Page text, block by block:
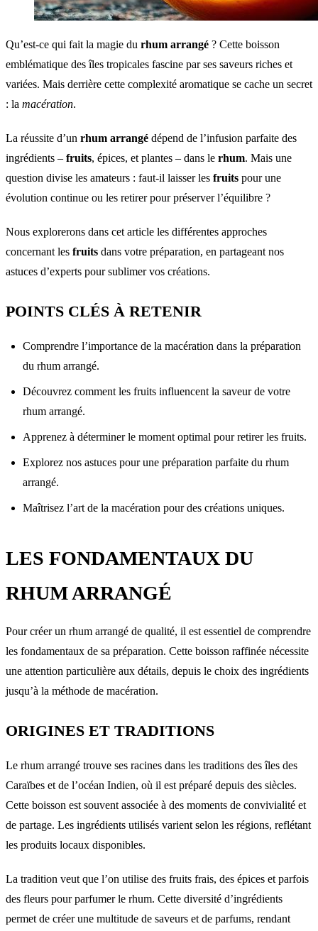
Qu’est-ce qui fait la magie du rhum arrangé ? Cette boisson
emblématique des îles tropicales fascine par ses saveurs riches et
variées. Mais derrière cette complexité aromatique se cache un secret
: la macération.
La réussite d’un rhum arrangé dépend de l’infusion parfaite des
ingrédients – fruits, épices, et plantes – dans le rhum. Mais une
question divise les amateurs : faut-il laisser les fruits pour une
évolution continue ou les retirer pour préserver l’équilibre ?
Nous explorerons dans cet article les différentes approches
concernant les fruits dans votre préparation, en partageant nos
astuces d’experts pour sublimer vos créations.
POINTS CLÉS À RETENIR
Comprendre l’importance de la macération dans la préparation
du rhum arrangé.
Découvrez comment les fruits influencent la saveur de votre
rhum arrangé.
Apprenez à déterminer le moment optimal pour retirer les fruits.
Explorez nos astuces pour une préparation parfaite du rhum
arrangé.
Maîtrisez l’art de la macération pour des créations uniques.
LES FONDAMENTAUX DU
RHUM ARRANGÉ
Pour créer un rhum arrangé de qualité, il est essentiel de comprendre
les fondamentaux de sa préparation. Cette boisson raffinée nécessite
une attention particulière aux détails, depuis le choix des ingrédients
jusqu’à la méthode de macération.
ORIGINES ET TRADITIONS
Le rhum arrangé trouve ses racines dans les traditions des îles des
Caraïbes et de l’océan Indien, où il est préparé depuis des siècles.
Cette boisson est souvent associée à des moments de convivialité et
de partage. Les ingrédients utilisés varient selon les régions, reflétant
les produits locaux disponibles.
La tradition veut que l’on utilise des fruits frais, des épices et parfois
des fleurs pour parfumer le rhum. Cette diversité d’ingrédients
permet de créer une multitude de saveurs et de parfums, rendant